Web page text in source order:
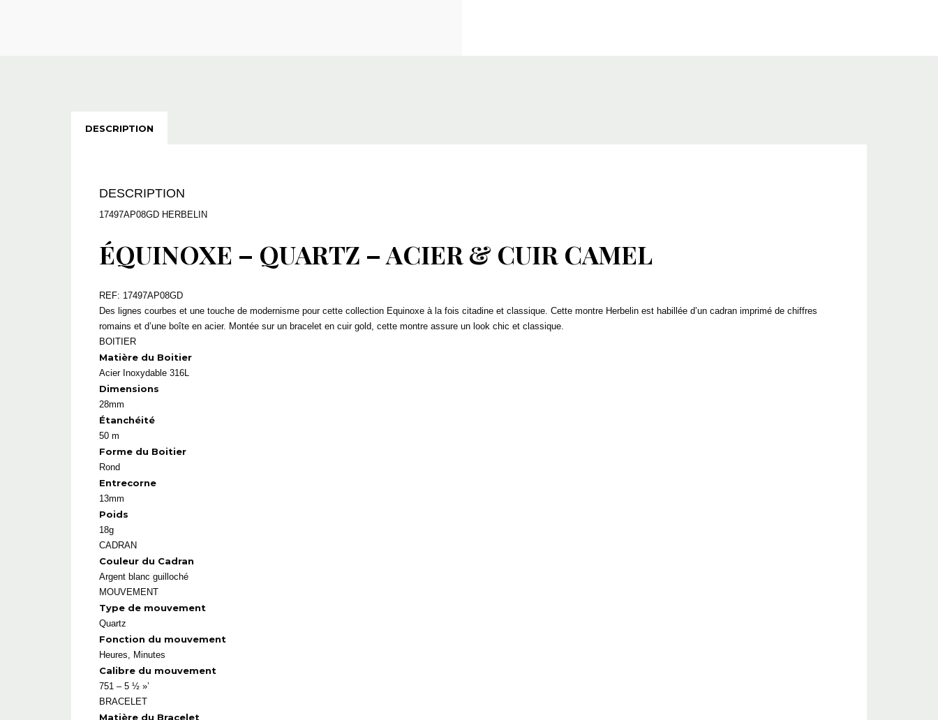
DESCRIPTION
DESCRIPTION
17497AP08GD HERBELIN
ÉQUINOXE – QUARTZ – ACIER & CUIR CAMEL
REF: 17497AP08GD
Des lignes courbes et une touche de modernisme pour cette collection Equinoxe à la fois citadine et classique. Cette montre Herbelin est habillée d’un cadran imprimé de chiffres
romains et d’une boîte en acier. Montée sur un bracelet en cuir gold, cette montre assure un look chic et classique.
BOITIER
Matière du Boitier
Acier Inoxydable 316L
Dimensions
28mm
Étanchéité
50 m
Forme du Boitier
Rond
Entrecorne
13mm
Poids
18g
CADRAN
Couleur du Cadran
Argent blanc guilloché
MOUVEMENT
Type de mouvement
Quartz
Fonction du mouvement
Heures, Minutes
Calibre du mouvement
751 – 5 ½ »’
BRACELET
Matière du Bracelet